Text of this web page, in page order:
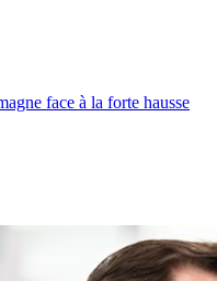
face à la forte hausse